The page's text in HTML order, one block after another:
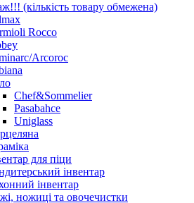
(кількість товару обмежена)
Rocco
Arcoroc
Chef&Sommelier
Pasabahce
Uniglass
для піци
інвентар
інвентар
ножиці та овочечистки